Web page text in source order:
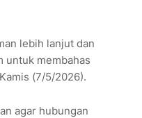
lebih lanjut dan
untuk membahas
(7/5/2026).
agar hubungan